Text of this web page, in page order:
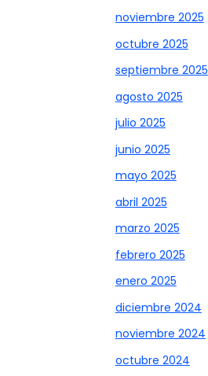
noviembre 2025
octubre 2025
septiembre 2025
agosto 2025
julio 2025
junio 2025
mayo 2025
abril 2025
marzo 2025
febrero 2025
enero 2025
diciembre 2024
noviembre 2024
octubre 2024